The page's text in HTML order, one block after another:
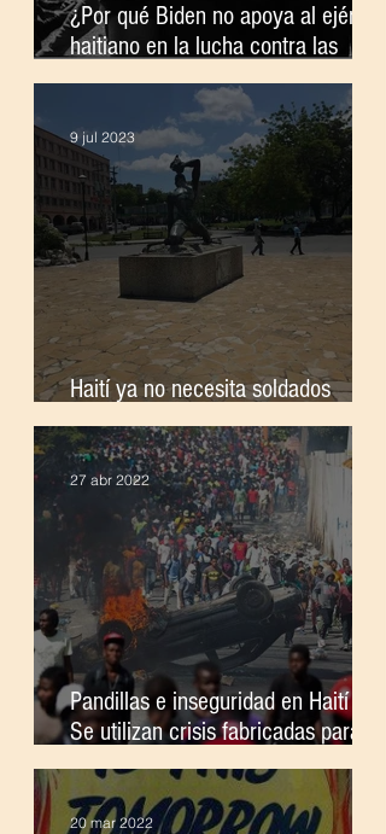
¿Por qué Biden no apoya al ejército
haitiano en la lucha contra las
pandillas?
Haití ya no necesita soldados
extranjeros
9 jul 2023
Pandillas e inseguridad en Haití ;
Se utilizan crisis fabricadas para
justificar la intervención extranjera
27 abr 2022
20 mar 2022